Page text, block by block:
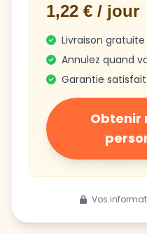
1,22 € / jour
Livraison
Annulez quand
Garantie
Obtenir
Vos